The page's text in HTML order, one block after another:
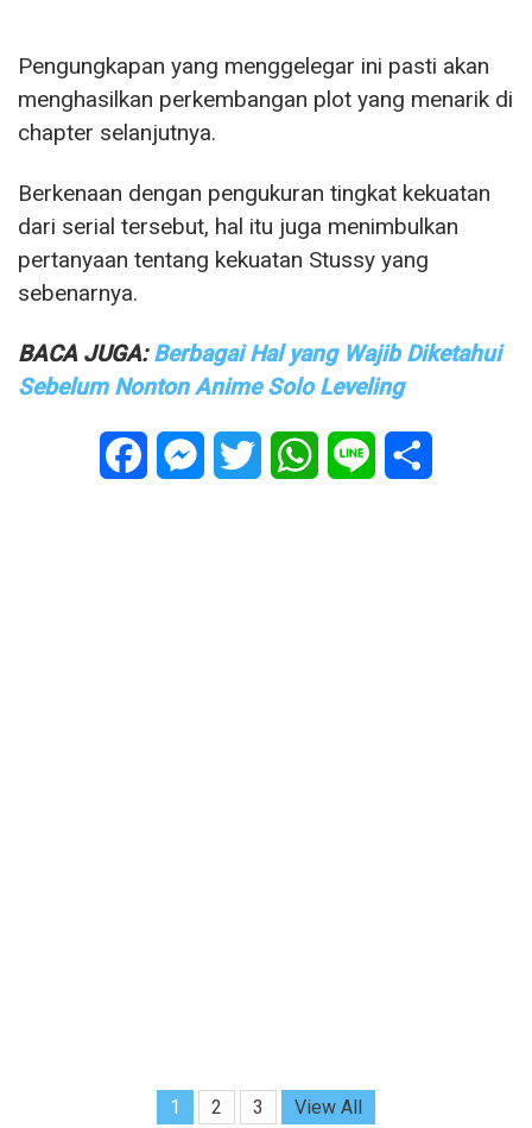
Pengungkapan yang menggelegar ini pasti akan
menghasilkan perkembangan plot yang menarik di
chapter selanjutnya.
Berkenaan dengan pengukuran tingkat kekuatan
dari serial tersebut, hal itu juga menimbulkan
pertanyaan tentang kekuatan Stussy yang
sebenarnya.
BACA JUGA:Berbagai Hal yang Wajib Diketahui
Sebelum Nonton Anime Solo Leveling
FacebookMessenger
Twitter WhatsApp
Line
1 2 3 View All